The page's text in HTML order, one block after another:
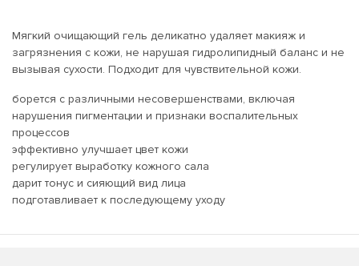
Мягкий очищающий гель деликатно удаляет макияж и
загрязнения с кожи, не нарушая гидролипидный баланс и не
вызывая сухости. Подходит для чувствительной кожи.
борется с различными несовершенствами, включая
нарушения пигментации и признаки воспалительных
процессов
эффективно улучшает цвет кожи
регулирует выработку кожного сала
дарит тонус и сияющий вид лица
подготавливает к последующему уходу